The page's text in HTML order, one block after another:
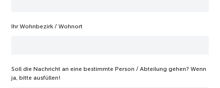
Ihr Wohnbezirk / Wohnort
Soll die Nachricht an eine bestimmte Person / Abteilung gehen? Wenn
ja, bitte ausfüllen!